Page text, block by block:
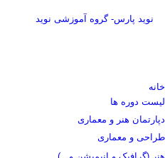
خانه
لیست دوره ها
دپارتمان هنر و معماری
طراحی و معماری